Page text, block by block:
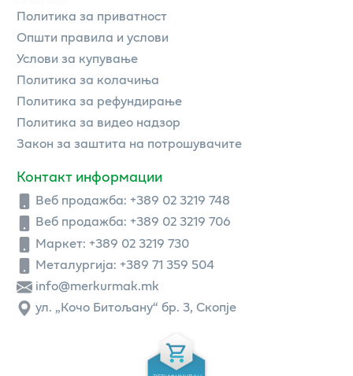
Политика за приватност
Општи правила и услови
Услови за купување
Политика за колачиња
Политика за рефундирање
Политика за видео надзор
Закон за заштита на потрошувачите
Контакт информации
Веб продажба: +389 02 3219 748
Веб продажба: +389 02 3219 706
Маркет: +389 02 3219 730
Металургија: +389 71 359 504
info@merkurmak.mk
ул. „Кочо Битољану“ бр. 3, Скопје